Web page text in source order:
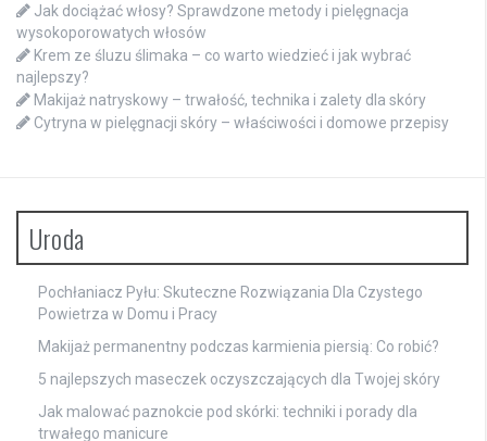
Jak dociążać włosy? Sprawdzone metody i pielęgnacja
wysokoporowatych włosów
Krem ze śluzu ślimaka – co warto wiedzieć i jak wybrać
najlepszy?
Makijaż natryskowy – trwałość, technika i zalety dla skóry
Cytryna w pielęgnacji skóry – właściwości i domowe przepisy
Uroda
Pochłaniacz Pyłu: Skuteczne Rozwiązania Dla Czystego
Powietrza w Domu i Pracy
Makijaż permanentny podczas karmienia piersią: Co robić?
5 najlepszych maseczek oczyszczających dla Twojej skóry
Jak malować paznokcie pod skórki: techniki i porady dla
trwałego manicure